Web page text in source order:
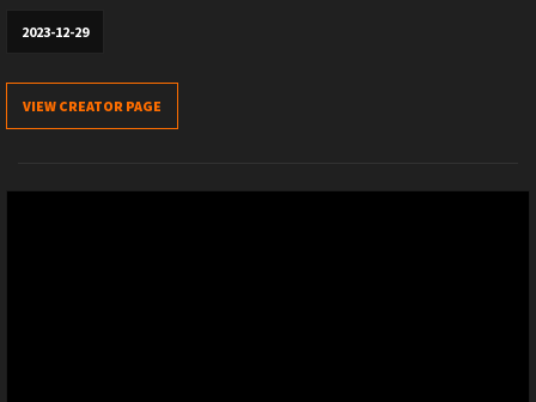
2023-12-29
VIEW CREATOR PAGE